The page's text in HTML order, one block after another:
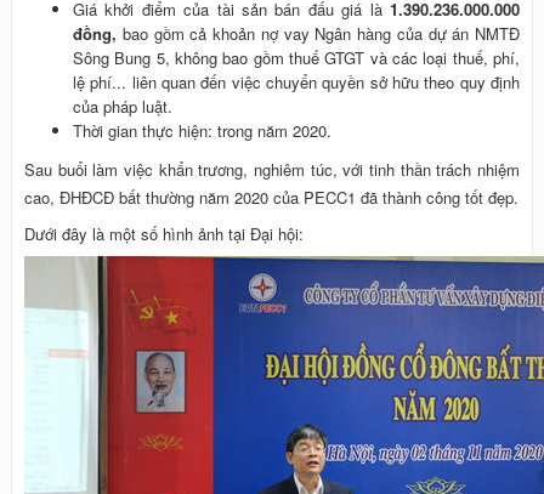
Giá khởi điểm của tài sản bán đấu giá là 1.390.236.000.000
đồng, bao gồm cả khoản nợ vay Ngân hàng của dự án NMTĐ
Sông Bung 5, không bao gồm thuế GTGT và các loại thuế, phí,
lệ phí... liên quan đến việc chuyển quyền sở hữu theo quy định
của pháp luật.
Thời gian thực hiện: trong năm 2020.
Sau buổi làm việc khẩn trương, nghiêm túc, với tinh thần trách nhiệm
cao, ĐHĐCĐ bất thường năm 2020 của PECC1 đã thành công tốt đẹp.
Dưới đây là một số hình ảnh tại Đại hội: